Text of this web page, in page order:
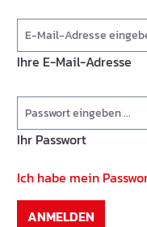
Ihre E-Mail-Adresse
Ihr Passwort
Ich habe mein
ANMELDEN